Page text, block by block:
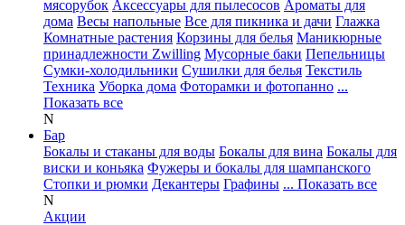
мясорубок Аксессуары для пылесосов Ароматы для
дома Весы напольные Все для пикника и дачи Глажка
Комнатные растения Корзины для белья Маникюрные
принадлежности Zwilling Мусорные баки Пепельницы
Сумки-холодильники Сушилки для белья Текстиль
Техника Уборка дома Фоторамки и фотопанно ...
Показать все
N
Бар
Бокалы и стаканы для воды Бокалы для вина Бокалы для
виски и коньяка Фужеры и бокалы для шампанского
Стопки и рюмки Декантеры Графины ... Показать все
N
Акции